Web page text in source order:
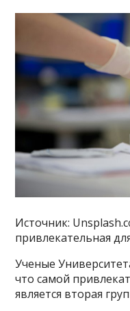
Источник:
привлекательная
Ученые
что самой
является вторая